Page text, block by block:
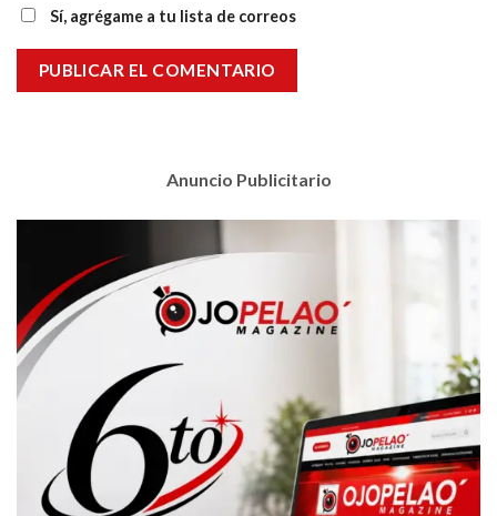
Sí, agrégame a tu lista de correos
Anuncio Publicitario